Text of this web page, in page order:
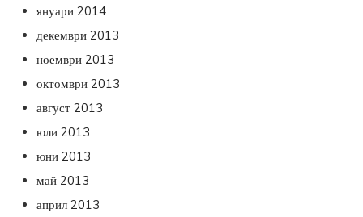
януари 2014
декември 2013
ноември 2013
октомври 2013
август 2013
юли 2013
юни 2013
май 2013
април 2013